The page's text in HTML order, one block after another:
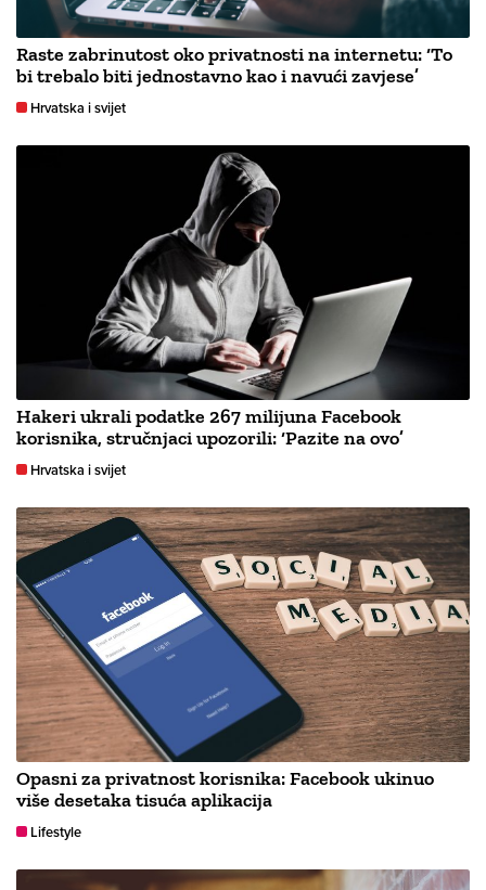
Raste zabrinutost oko privatnosti na internetu: ‘To
bi trebalo biti jednostavno kao i navući zavjese’
Hrvatska i svijet
Hakeri ukrali podatke 267 milijuna Facebook
korisnika, stručnjaci upozorili: ‘Pazite na ovo’
Hrvatska i svijet
Opasni za privatnost korisnika: Facebook ukinuo
više desetaka tisuća aplikacija
Lifestyle